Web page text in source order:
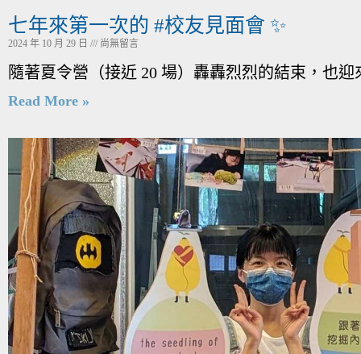
七年來第一次的 #校友見面會 ✨
2024 年 10 月 29 日 尚無留言
隨著夏令營（接近 20 場）轟轟烈烈的結束，也迎
Read More »